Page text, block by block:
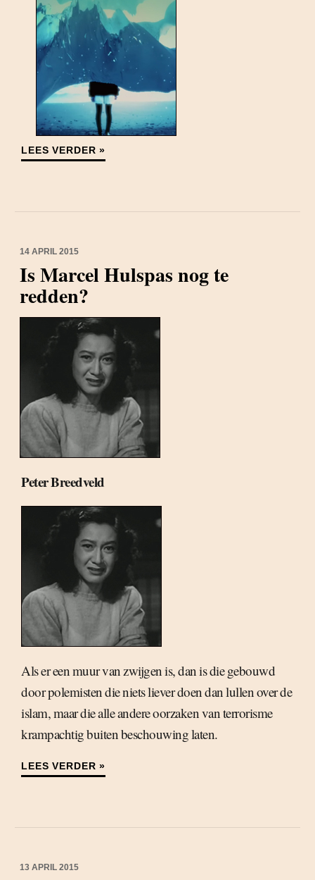
LEES VERDER »
14 APRIL 2015
Is Marcel Hulspas nog te
redden?
Peter Breedveld
Als er een muur van zwijgen is, dan is die gebouwd
door polemisten die niets liever doen dan lullen over de
islam, maar die alle andere oorzaken van terrorisme
krampachtig buiten beschouwing laten.
LEES VERDER »
13 APRIL 2015